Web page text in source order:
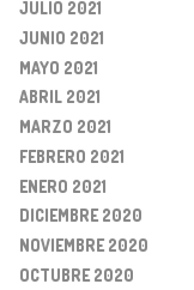
JULIO 2021
JUNIO 2021
MAYO 2021
ABRIL 2021
MARZO 2021
FEBRERO 2021
ENERO 2021
DICIEMBRE 2020
NOVIEMBRE 2020
OCTUBRE 2020